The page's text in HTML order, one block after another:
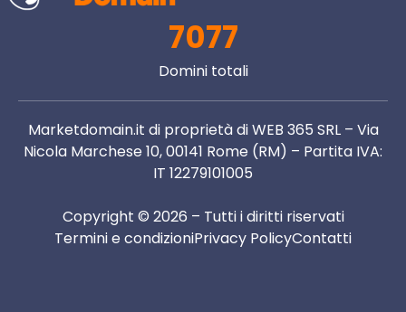
7077
Domini totali
Marketdomain.it di proprietà di WEB 365 SRL – Via
Nicola Marchese 10, 00141 Rome (RM) – Partita IVA:
IT 12279101005
Copyright © 2026 – Tutti i diritti riservati
Termini e condizioniPrivacy PolicyContatti